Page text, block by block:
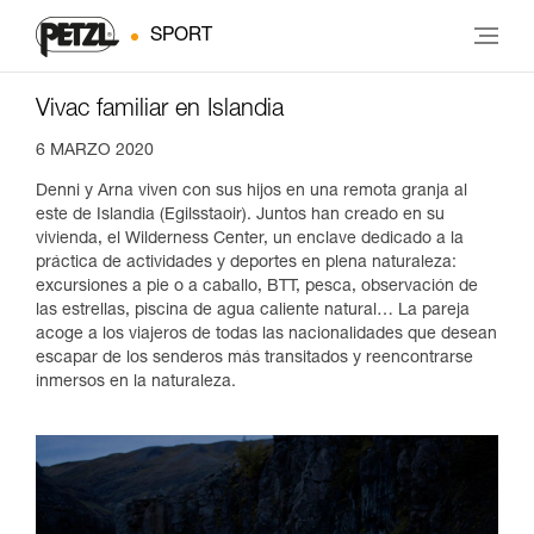
SPORT
Vivac familiar en Islandia
6 MARZO 2020
Denni y Arna viven con sus hijos en una remota granja al
este de Islandia (Egilsstaoir). Juntos han creado en su
vivienda, el Wilderness Center, un enclave dedicado a la
práctica de actividades y deportes en plena naturaleza:
excursiones a pie o a caballo, BTT, pesca, observación de
las estrellas, piscina de agua caliente natural… La pareja
acoge a los viajeros de todas las nacionalidades que desean
escapar de los senderos más transitados y reencontrarse
inmersos en la naturaleza.